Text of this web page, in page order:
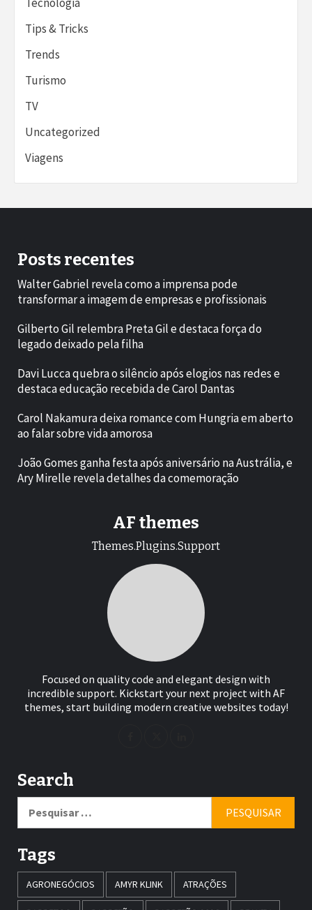
Tips & Tricks
Trends
Turismo
TV
Uncategorized
Viagens
Posts recentes
Walter Gabriel revela como a imprensa pode
transformar a imagem de empresas e profissionais
Gilberto Gil relembra Preta Gil e destaca força do
legado deixado pela filha
Davi Lucca quebra o silêncio após elogios nas redes e
destaca educação recebida de Carol Dantas
Carol Nakamura deixa romance com Hungria em aberto
ao falar sobre vida amorosa
João Gomes ganha festa após aniversário na Austrália, e
Ary Mirelle revela detalhes da comemoração
AF themes
Themes.Plugins.Support
Focused on quality code and elegant design with
incredible support. Kickstart your next project with AF
themes, start building modern creative websites today!
Search
por:
Tags
AGRONEGÓCIOS AMYR KLINK ATRAÇÕES